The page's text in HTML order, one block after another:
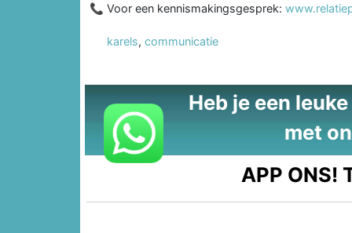
📞 Voor een kennismakingsgesprek:
karels, communicatie
Heb je een
met
APP ONS!